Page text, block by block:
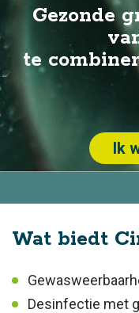
Gezonde
te
Ik
Wat biedt
Desinfectie met